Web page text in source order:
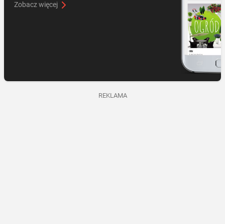
Zobacz więcej
REKLAMA